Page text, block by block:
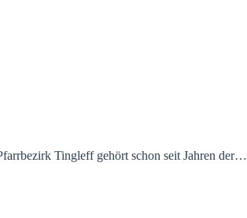
Tingleff gehört schon seit Jahren der…